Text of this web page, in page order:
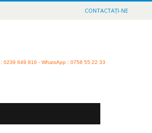
CONTACTAȚI-NE
: 0239 649 816 - WhatsApp : 0758 55 22 33